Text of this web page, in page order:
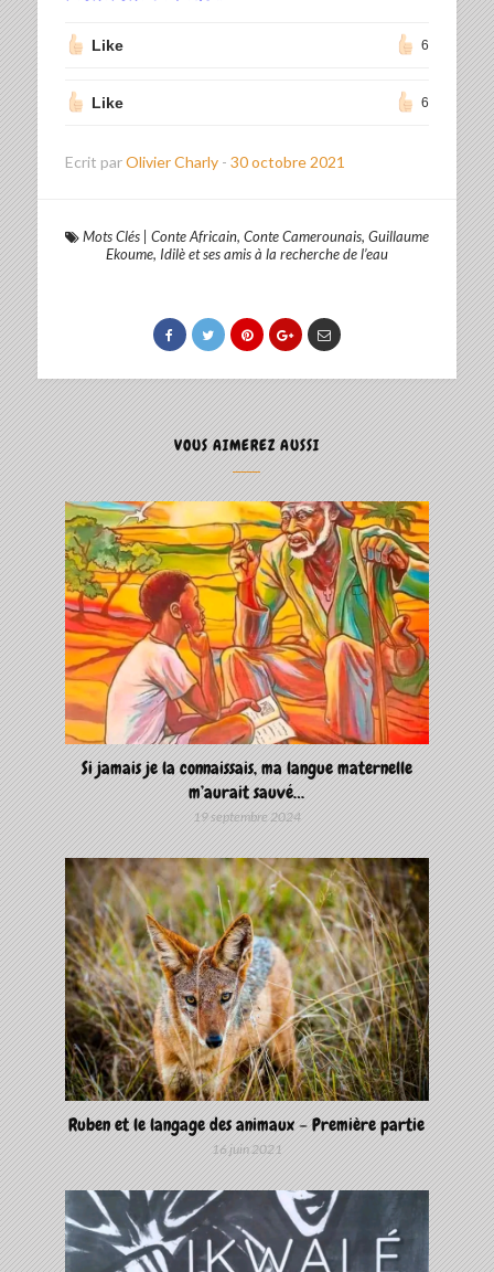
Like 6
Like 6
Ecrit parOlivier Charly - 30 octobre 2021
Mots Clés| Conte Africain, Conte Camerounais, Guillaume
Ekoume, Idilè et ses amis à la recherche de l’eau
VOUS AIMEREZ AUSSI
Si jamais je la connaissais, ma langue maternelle
m’aurait sauvé…
19 septembre 2024
Ruben et le langage des animaux – Première partie
16 juin 2021